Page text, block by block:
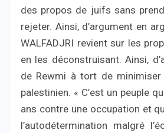
des propos de juifs sans
rejeter. Ainsi, d’argument en
WALFADJRI revient sur les
en les déconstruisant. Ainsi,
de Rewmi à tort de
palestinien. « C’est un peuple
ans contre une occupation et
l’autodétermination malgré